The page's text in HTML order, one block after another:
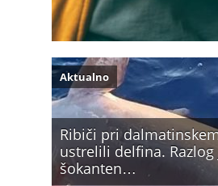
Ribiči pri
ustrelili delfina. Razlog
šokanten…
Aktualno